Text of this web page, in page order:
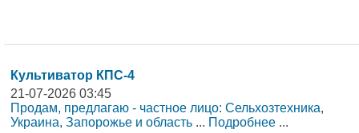
Культиватор КПС-4
21-07-2026 03:45
Продам, предлагаю - частное лицо: Сельхозтехника,
Украина, Запорожье и область ... Подробнее ...